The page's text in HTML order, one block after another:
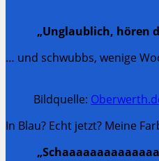
„Unglaublich, hören
… und schwubbs, wenige
Bildquelle:
In Blau? Echt jetzt? Meine